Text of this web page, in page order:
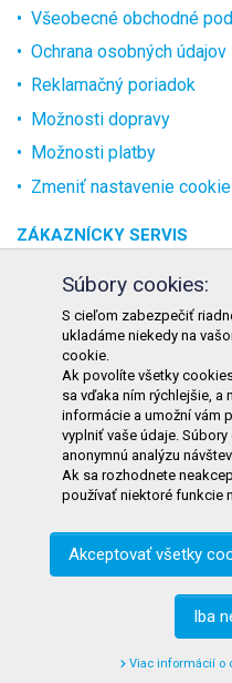
Všeobecné obchodné
Ochrana osobných údajov
Reklamačný poriadok
Možnosti dopravy
Možnosti platby
Zmeniť nastavenie
ZÁKAZNÍCKY SERVIS
O spoločnosti
Kontakt
Odstúpenie od zmluvy
KONTAKT
TURON GASTRO s.r.o.
Starohorského 4328/3
031 01 Liptovský Mikuláš
Slovenská republika
Telefón:+421 911 585 730
© 2021tgastro.sk-
Súbory cookies:
S cieľom zabezpečiť
ukladáme niekedy na
cookie.
Ak povolíte všetky
sa vďaka ním rýchlejšie, a
informácie a umožní vám
vyplniť vaše údaje.
anonymnú analýzu
Ak sa rozhodnete
používať niektoré funkcie
Akceptovať všetky
Iba
Viac informácií o